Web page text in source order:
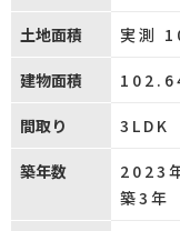
土地面積 実測
建物面積
間取り 3LDK
築年数
2023
築3年